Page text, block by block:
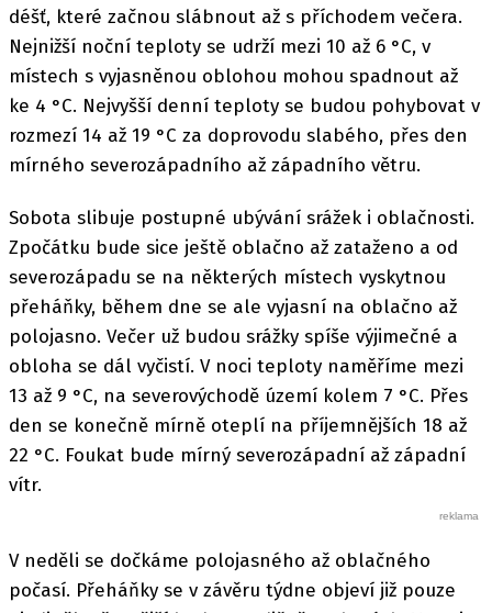
déšť, které začnou slábnout až s příchodem večera.
Nejnižší noční teploty se udrží mezi 10 až 6 °C, v
místech s vyjasněnou oblohou mohou spadnout až
ke 4 °C. Nejvyšší denní teploty se budou pohybovat v
rozmezí 14 až 19 °C za doprovodu slabého, přes den
mírného severozápadního až západního větru.
Sobota slibuje postupné ubývání srážek i oblačnosti.
Zpočátku bude sice ještě oblačno až zataženo a od
severozápadu se na některých místech vyskytnou
přeháňky, během dne se ale vyjasní na oblačno až
polojasno. Večer už budou srážky spíše výjimečné a
obloha se dál vyčistí. V noci teploty naměříme mezi
13 až 9 °C, na severovýchodě území kolem 7 °C. Přes
den se konečně mírně oteplí na příjemnějších 18 až
22 °C. Foukat bude mírný severozápadní až západní
vítr.
V neděli se dočkáme polojasného až oblačného
počasí. Přeháňky se v závěru týdne objeví již pouze